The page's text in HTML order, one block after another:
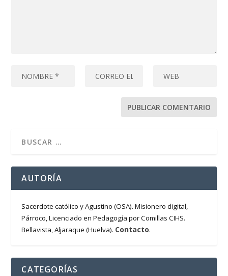
AUTORÍA
Sacerdote católico y Agustino (OSA). Misionero digital,
Párroco, Licenciado en Pedagogía por Comillas CIHS.
Bellavista, Aljaraque (Huelva). Contacto.
CATEGORÍAS